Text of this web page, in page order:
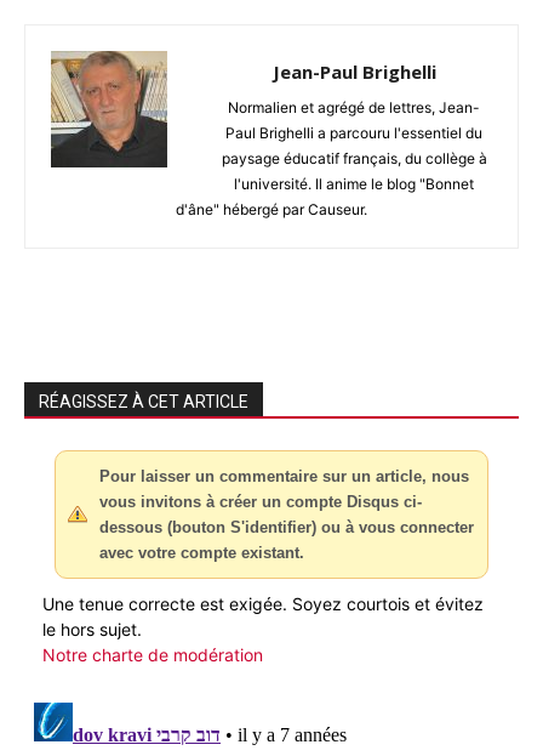
Jean-Paul Brighelli
Normalien et agrégé de lettres, Jean-
Paul Brighelli a parcouru l'essentiel du
paysage éducatif français, du collège à
l'université. Il anime le blog "Bonnet
d'âne" hébergé par Causeur.
RÉAGISSEZ À CET ARTICLE
Pour laisser un commentaire sur un article, nous
vous invitons à créer un compte Disqus ci-
dessous (bouton S'identifier) ou à vous connecter
avec votre compte existant.
Une tenue correcte est exigée. Soyez courtois et évitez
le hors sujet.
Notre charte de modération